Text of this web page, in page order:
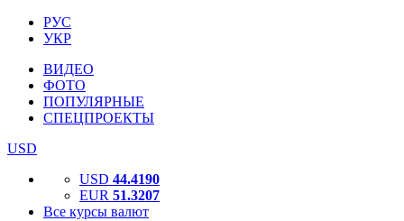
РУС
УКР
ВИДЕО
ФОТО
ПОПУЛЯРНЫЕ
СПЕЦПРОЕКТЫ
USD
USD 44.4190
EUR 51.3207
Все курсы валют